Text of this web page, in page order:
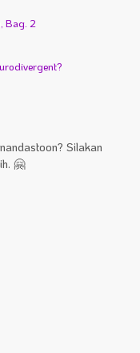
Bag. 2
Silakan
🤗